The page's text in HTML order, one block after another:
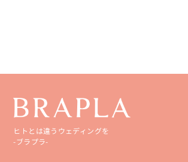
ヒトとは違うウェディングを
-ブラプラ-